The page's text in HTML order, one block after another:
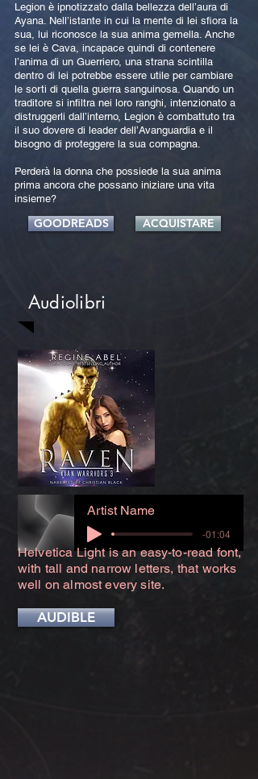
Legion è ipnotizzato dalla bellezza dell’aura di
Ayana. Nell’istante in cui la mente di lei sfiora la
sua, lui riconosce la sua anima gemella. Anche
se lei è Cava, incapace quindi di contenere
l’anima di un Guerriero, una strana scintilla
dentro di lei potrebbe essere utile per cambiare
le sorti di quella guerra sanguinosa. Quando un
traditore si infiltra nei loro ranghi, intenzionato a
distruggerli dall’interno, Legion è combattuto tra
il suo dovere di leader dell’Avanguardia e il
bisogno di proteggere la sua compagna.
Perderà la donna che possiede la sua anima
prima ancora che possano iniziare una vita
insieme?
GOODREADS ACQUISTARE
Audiolibri
Artist Name
-01:04
Helvetica Light is an easy-to-read font,
with tall and narrow letters, that works
well on almost every site.
AUDIBLE